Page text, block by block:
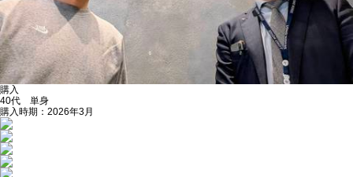
購入
40代 単身
購入時期：2026年3月